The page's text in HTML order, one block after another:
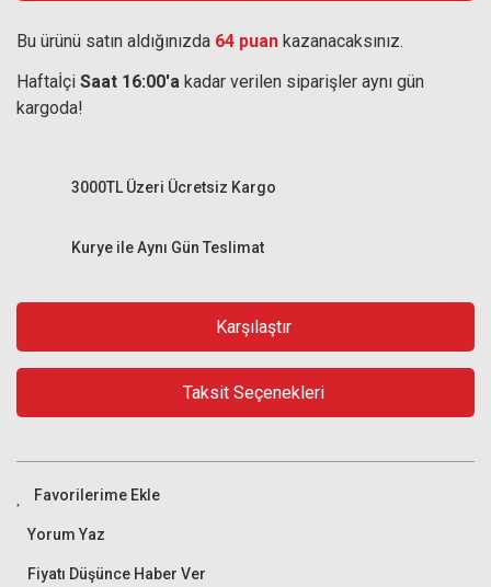
Bu ürünü satın aldığınızda 64 puan kazanacaksınız.
Haftaİçi Saat 16:00'a kadar verilen siparişler aynı gün
kargoda!
Kurye ile Aynı Gün Teslimat
3000TL Üzeri Ücretsiz Kargo
Karşılaştır
Taksit Seçenekleri
Yorum Yaz
Fiyatı Düşünce Haber Ver